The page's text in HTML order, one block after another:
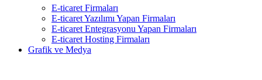
E-ticaret Firmaları
E-ticaret Yazılımı Yapan Firmaları
E-ticaret Entegrasyonu Yapan Firmaları
E-ticaret Hosting Firmaları
Grafik ve Medya